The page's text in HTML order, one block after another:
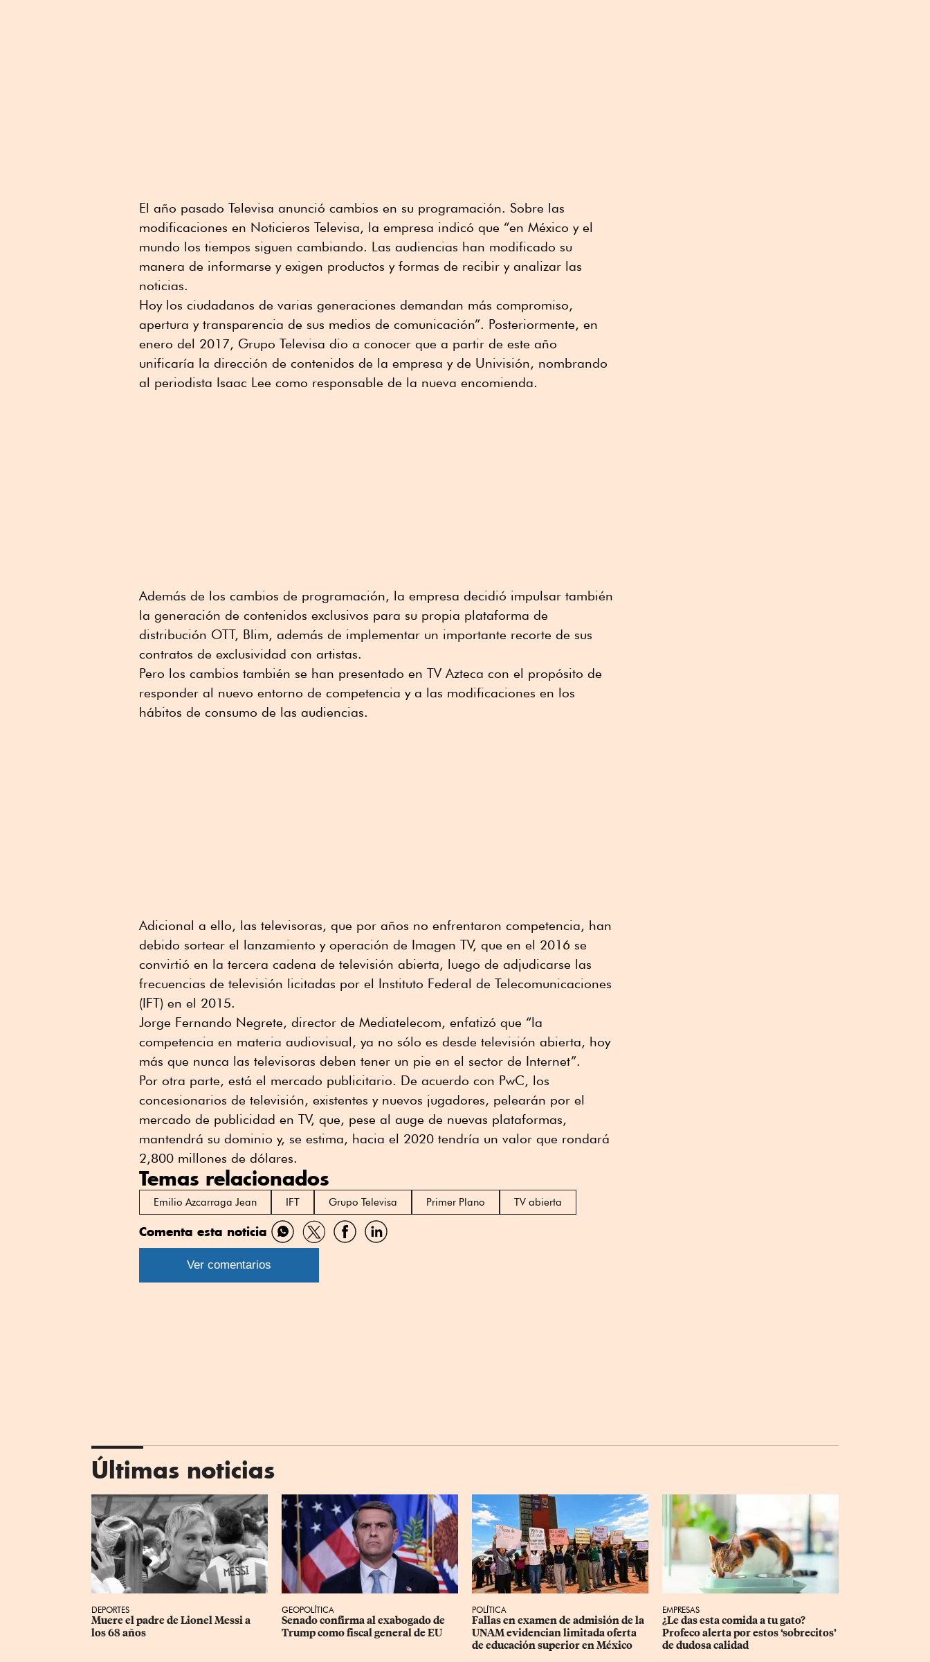
El año pasado Televisa anunció cambios en su programación. Sobre las
modificaciones en Noticieros Televisa, la empresa indicó que “en México y el
mundo los tiempos siguen cambiando. Las audiencias han modificado su
manera de informarse y exigen productos y formas de recibir y analizar las
noticias.
Hoy los ciudadanos de varias generaciones demandan más compromiso,
apertura y transparencia de sus medios de comunicación”. Posteriormente, en
enero del 2017, Grupo Televisa dio a conocer que a partir de este año
unificaría la dirección de contenidos de la empresa y de Univisión, nombrando
al periodista Isaac Lee como responsable de la nueva encomienda.
Además de los cambios de programación, la empresa decidió impulsar también
la generación de contenidos exclusivos para su propia plataforma de
distribución OTT, Blim, además de implementar un importante recorte de sus
contratos de exclusividad con artistas.
Pero los cambios también se han presentado en TV Azteca con el propósito de
responder al nuevo entorno de competencia y a las modificaciones en los
hábitos de consumo de las audiencias.
Adicional a ello, las televisoras, que por años no enfrentaron competencia, han
debido sortear el lanzamiento y operación de Imagen TV, que en el 2016 se
convirtió en la tercera cadena de televisión abierta, luego de adjudicarse las
frecuencias de televisión licitadas por el Instituto Federal de Telecomunicaciones
(IFT) en el 2015.
Jorge Fernando Negrete, director de Mediatelecom, enfatizó que “la
competencia en materia audiovisual, ya no sólo es desde televisión abierta, hoy
más que nunca las televisoras deben tener un pie en el sector de Internet”.
Por otra parte, está el mercado publicitario. De acuerdo con PwC, los
concesionarios de televisión, existentes y nuevos jugadores, pelearán por el
mercado de publicidad en TV, que, pese al auge de nuevas plataformas,
mantendrá su dominio y, se estima, hacia el 2020 tendría un valor que rondará
2,800 millones de dólares.
Temas relacionados
Emilio Azcarraga Jean IFT Grupo Televisa Primer Plano TV abierta
Comenta esta noticia
Compartir
por
Compartir
por
CompartirCompartir
Ver comentarios
Últimas noticias
DEPORTES
Muere el padre de Lionel Messi a
los 68 años
GEOPOLÍTICA
Senado confirma al exabogado de
Trump como fiscal general de EU
POLÍTICA
Fallas en examen de admisión de la
UNAM evidencian limitada oferta
de educación superior en México
EMPRESAS
¿Le das esta comida a tu gato?
Profeco alerta por estos ‘sobrecitos’
de dudosa calidad